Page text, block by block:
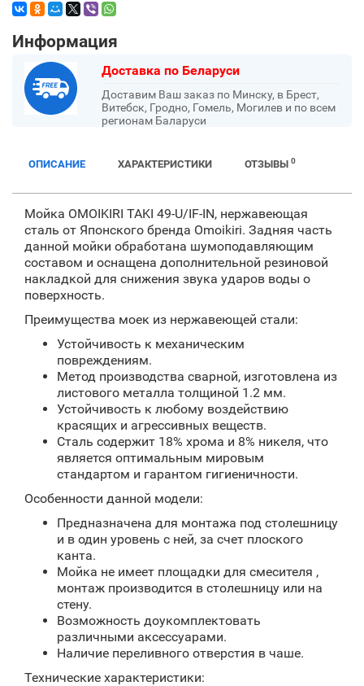
Информация
Доставка по Беларуси
Доставим Ваш заказ по Минску, в Брест,
Витебск, Гродно, Гомель, Могилев и по всем
регионам Баларуси
ОПИСАНИЕ ХАРАКТЕРИСТИКИ ОТЗЫВЫ 0
Мойка OMOIKIRI TAKI 49-U/IF-IN, нержавеющая
сталь от Японского бренда Omoikiri. Задняя часть
данной мойки обработана шумоподавляющим
составом и оснащена дополнительной резиновой
накладкой для снижения звука ударов воды о
поверхность.
Преимущества моек из нержавеющей стали:
Устойчивость к механическим
повреждениям.
Метод производства сварной, изготовлена из
листового металла толщиной 1.2 мм.
Устойчивость к любому воздействию
красящих и агрессивных веществ.
Cталь содержит 18% хрома и 8% никеля, что
является оптимальным мировым
стандартом и гарантом гигиеничности.
Особенности данной модели:
Предназначена для монтажа под столешницу
и в один уровень с ней, за счет плоского
канта.
Мойка не имеет площадки для смесителя ,
монтаж производится в столешницу или на
стену.
Возможность доукомплектовать
различными аксессуарами.
Наличие переливного отверстия в чаше.
Технические характеристики: